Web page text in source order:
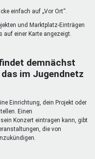
einfach auf „Vor Ort“.
und Marktplatz-Einträgen
einer Karte angezeigt.
demnächst
im Jugendnetz
Einrichtung, dein Projekt oder
Einen
Konzert eintragen kann, gibt
die von